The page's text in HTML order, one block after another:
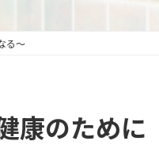
る～
康のために